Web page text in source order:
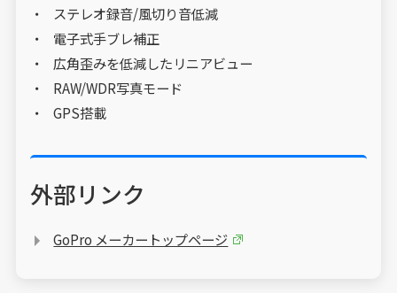
ステレオ録音/風切り音低減
電子式手ブレ補正
広角歪みを低減したリニアビュー
RAW/WDR写真モード
GPS搭載
外部リンク
GoPro メーカートップページ